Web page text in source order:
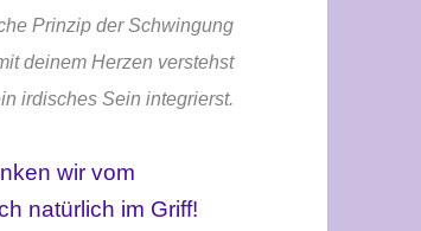
Prinzip der Schwingung
deinem Herzen verstehst
irdisches Sein integrierst.
wir vom
natürlich im Griff!